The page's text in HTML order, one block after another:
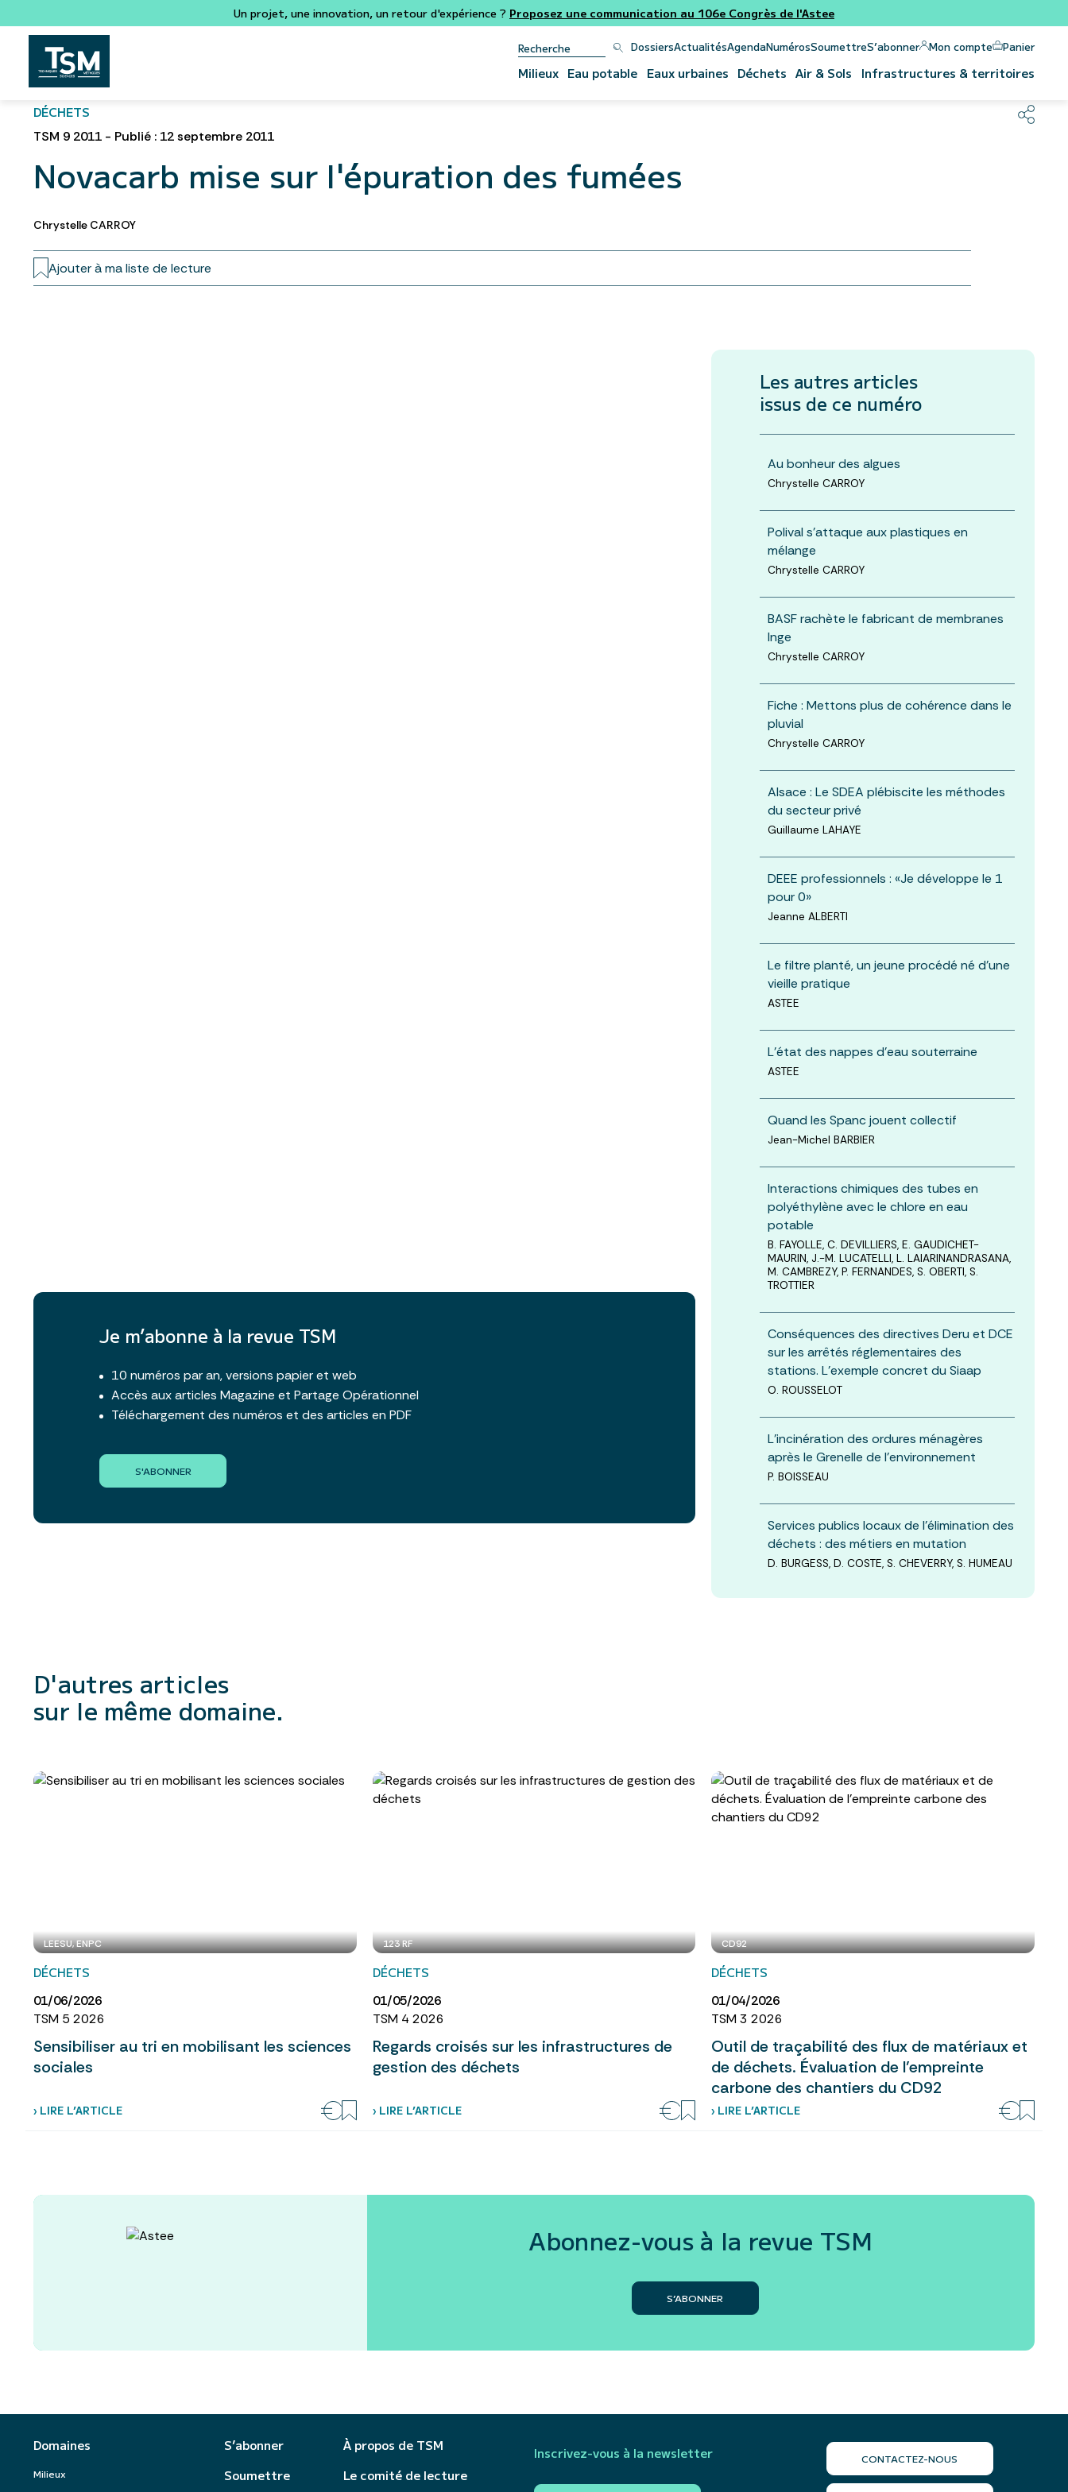
Un projet, une innovation, un retour d'expérience ? Proposez une communication au 106e Congrès de l'Astee
DossiersActualitésAgendaNumérosSoumettreS’abonner Mon compte Panier
Milieux Eau potable Eaux urbaines Déchets Air & Sols Infrastructures & territoires
DÉCHETS
TSM 9 2011 - Publié : 12 septembre 2011
Novacarb mise sur l'épuration des fumées
Chrystelle CARROY
Ajouter à ma liste de lecture
Je m’abonne à la revue TSM
10 numéros par an, versions papier et web
Accès aux articles Magazine et Partage Opérationnel
Téléchargement des numéros et des articles en PDF
S'ABONNER
Les autres articles
issus de ce numéro
Au bonheur des algues
Chrystelle CARROY
Polival s'attaque aux plastiques en
mélange
Chrystelle CARROY
BASF rachète le fabricant de membranes
Inge
Chrystelle CARROY
Fiche : Mettons plus de cohérence dans le
pluvial
Chrystelle CARROY
Alsace : Le SDEA plébiscite les méthodes
du secteur privé
Guillaume LAHAYE
DEEE professionnels : «Je développe le 1
pour 0»
Jeanne ALBERTI
Le filtre planté, un jeune procédé né d'une
vieille pratique
ASTEE
L'état des nappes d'eau souterraine
ASTEE
Quand les Spanc jouent collectif
Jean-Michel BARBIER
Interactions chimiques des tubes en
polyéthylène avec le chlore en eau
potable
B. FAYOLLE, C. DEVILLIERS, E. GAUDICHET-
MAURIN, J.-M. LUCATELLI, L. LAIARINANDRASANA,
M. CAMBREZY, P. FERNANDES, S. OBERTI, S.
TROTTIER
Conséquences des directives Deru et DCE
sur les arrêtés réglementaires des
stations. L’exemple concret du Siaap
O. ROUSSELOT
L’incinération des ordures ménagères
après le Grenelle de l’environnement
P. BOISSEAU
Services publics locaux de l’élimination des
déchets : des métiers en mutation
D. BURGESS, D. COSTE, S. CHEVERRY, S. HUMEAU
D'autres articles
sur le même domaine.
LEESU, ENPC
DÉCHETS
01/06/2026
TSM 5 2026
Sensibiliser au tri en mobilisant les sciences
sociales
› LIRE L’ARTICLE
123 RF
DÉCHETS
01/05/2026
TSM 4 2026
Regards croisés sur les infrastructures de
gestion des déchets
› LIRE L’ARTICLE
CD92
DÉCHETS
01/04/2026
TSM 3 2026
Outil de traçabilité des flux de matériaux et
de déchets. Évaluation de l’empreinte
carbone des chantiers du CD92
› LIRE L’ARTICLE
Abonnez-vous à la revue TSM
S’ABONNER
Domaines
Milieux
S’abonner
Soumettre
À propos de TSM
Le comité de lecture
Inscrivez-vous à la newsletter CONTACTEZ-NOUS